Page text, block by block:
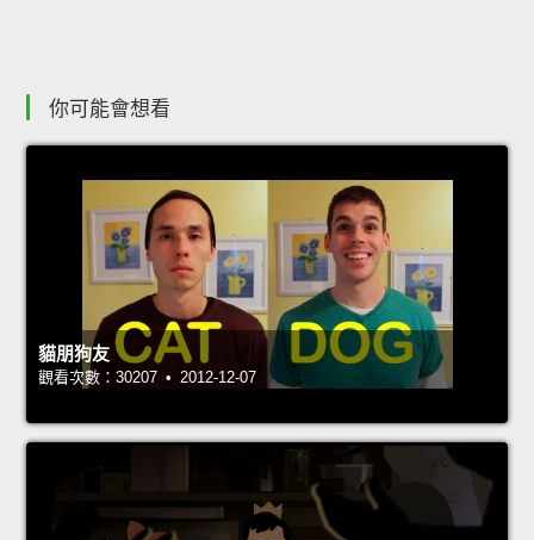
你可能會想看
貓朋狗友
觀看次數：30207 • 2012-12-07